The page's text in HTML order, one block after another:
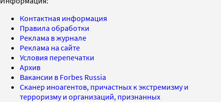
Контактная информация
Правила обработки
Реклама в журнале
Реклама на сайте
Условия перепечатки
Архив
Вакансии в Forbes Russia
Сканер иноагентов, причастных к экстремизму и
терроризму и организаций, признанных